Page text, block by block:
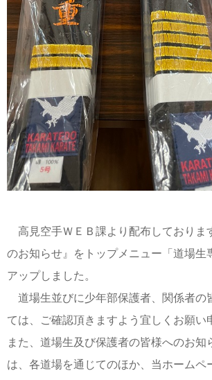
高見空手ＷＥＢ課より配布しておりま
のお知らせ』をトップメニュー「道場生
アップしました。
道場生並びに少年部保護者、関係者の
ては、ご確認頂きますよう宜しくお願い
また、道場生及び保護者の皆様へのお知
は、各道場を通じてのほか、当ホームペ